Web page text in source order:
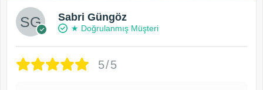
Sabri Güngöz
★ Doğrulanmış Müşteri
5/5